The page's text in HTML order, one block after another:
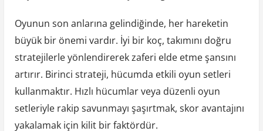
Oyunun son anlarına gelindiğinde, her hareketin
büyük bir önemi vardır. İyi bir koç, takımını doğru
stratejilerle yönlendirerek zaferi elde etme şansını
artırır. Birinci strateji, hücumda etkili oyun setleri
kullanmaktır. Hızlı hücumlar veya düzenli oyun
setleriyle rakip savunmayı şaşırtmak, skor avantajını
yakalamak için kilit bir faktördür.